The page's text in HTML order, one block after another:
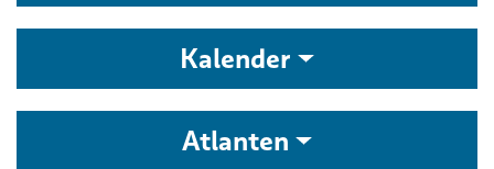
Kalender
Atlanten